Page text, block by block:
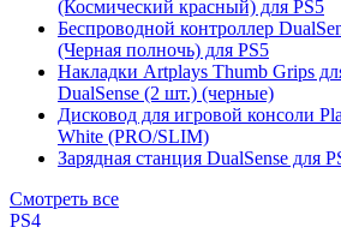
(Космический красный) для PS5
Беспроводной контроллер
(Черная полночь) для PS5
Накладки Artplays Thumb Grips
DualSense (2 шт.) (черные)
Дисковод для игровой консоли
White (PRO/SLIM)
Зарядная станция DualSense для
Смотреть все
PS4